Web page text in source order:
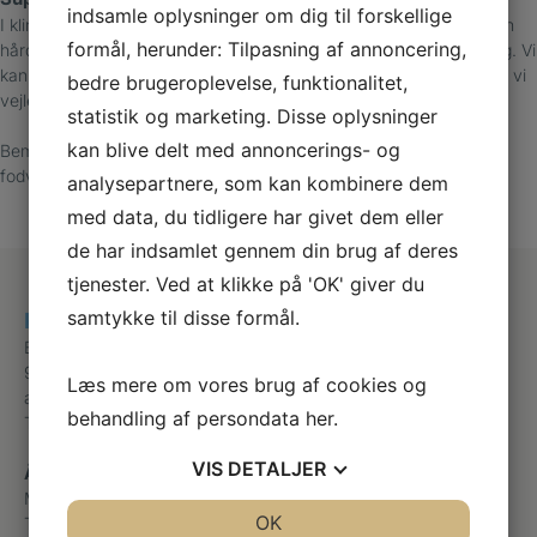
I klinikken tilbyder vi professionel behandling, hvor vi beskærer den
hårde hud ved fodvorten og aflaster området, hvis den generer dig. Vi
kan behandle med særlige produkter, der ikke findes i håndkøb, og vi
vejleder dig i, hvilke muligheder du har for behandling.
Bemærk: Finger- og fodvorter kan skyldes samme virus, men
fodvorter er fladere, fordi de trykkes ned, når man går.
Klinik for fodterapi
Boulevarden 24 st.th
9000 Aalborg
aalborgfodterapeut@gmail.com
Telefon+45 21833667
Åbningstider
Mandag
Efter aftale
Tirsdag
indsamle oplysninger om dig til forskellige
formål, herunder: Tilpasning af annoncering,
bedre brugeroplevelse, funktionalitet,
statistik og marketing. Disse oplysninger
kan blive delt med annoncerings- og
analysepartnere, som kan kombinere dem
med data, du tidligere har givet dem eller
de har indsamlet gennem din brug af deres
tjenester. Ved at klikke på 'OK' giver du
samtykke til disse formål.
Læs mere om vores brug af cookies og
behandling af persondata her.
VIS DETALJER
OK